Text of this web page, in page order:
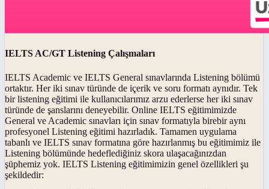
IELTS AC/GT Listening Çalışmaları
IELTS Academic ve IELTS General sınavlarında Listening bölümü
ortaktır. Her iki sınav türünde de içerik ve soru formatı aynıdır. Tek
bir listening eğitimi ile kullanıcılarımız arzu ederlerse her iki sınav
türünde de şanslarını deneyebilir. Online IELTS eğitimimizde
General ve Academic sınavları için sınav formatıyla birebir aynı
profesyonel Listening eğitimi hazırladık. Tamamen uygulama
tabanlı ve IELTS sınav formatına göre hazırlanmış bu eğitimimiz ile
Listening bölümünde hedeflediğiniz skora ulaşacağınızdan
şüphemiz yok. IELTS Listening eğitimimizin genel özellikleri şu
şekildedir: